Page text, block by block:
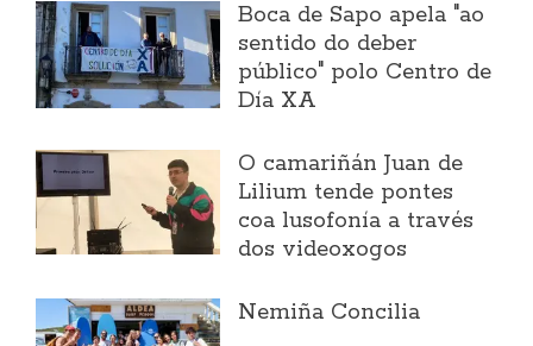
Boca de Sapo apela "ao
sentido do deber
público" polo Centro de
Día XA
O camariñán Juan de
Lilium tende pontes
coa lusofonía a través
dos videoxogos
Nemiña Concilia